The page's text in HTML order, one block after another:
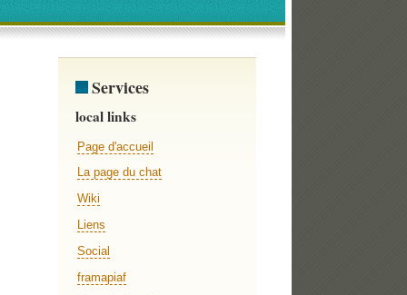
Services
local links
Page d'accueil
La page du chat
Wiki
Liens
Social
framapiaf